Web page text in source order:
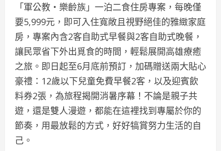
「軍公教・樂齡族」一泊二食住房專案，每晚僅
要5,999元，即可入住寬敞且視野絕佳的雅緻家庭
房，專案內含2客自助式早餐與2客自助式晚餐，
讓民眾省下外出覓食的時間，輕鬆展開高雄療癒
之旅。即日起至6月底前預訂，加碼贈送兩大貼心
豪禮：12歲以下兒童免費早餐2客，以及迎賓飲
料券2張，為旅程揭開消暑序幕！不論是親子共
遊，還是雙人漫遊，都能在這裡找到專屬於你的
節奏，用最放鬆的方式，好好犒賞努力生活的自
己。